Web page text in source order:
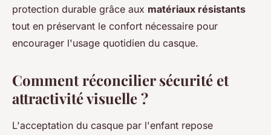
protection durable grâce aux matériaux résistants
tout en préservant le confort nécessaire pour
encourager l'usage quotidien du casque.
Comment réconcilier sécurité et
attractivité visuelle ?
L'acceptation du casque par l'enfant repose